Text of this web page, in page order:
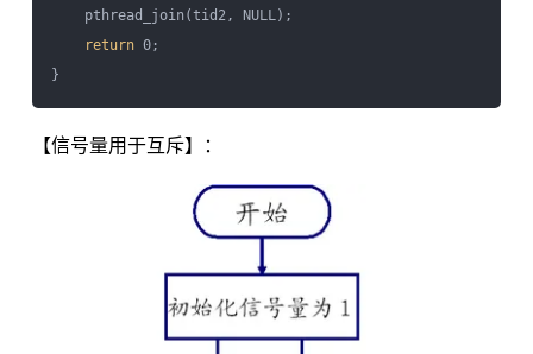
pthread_join(tid2, NULL);
return 0;
【信号量用于互斥】：